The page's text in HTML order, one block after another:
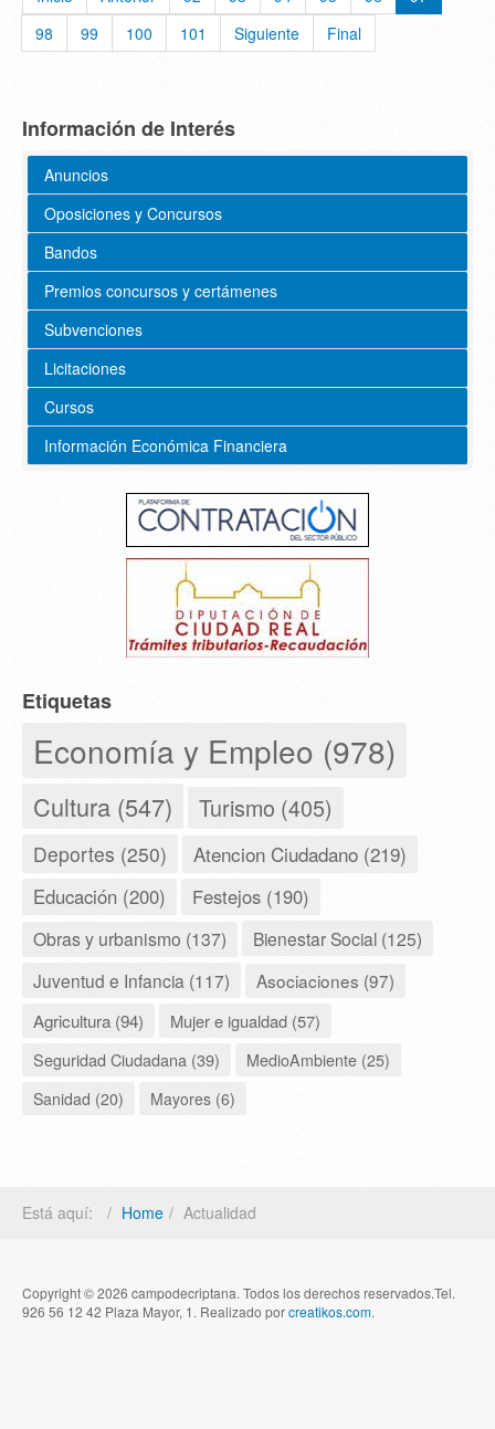
98
99 100 101 Siguiente Final
Información de Interés
Anuncios
Oposiciones y Concursos
Bandos
Premios concursos y certámenes
Subvenciones
Licitaciones
Cursos
Información Económica Financiera
Etiquetas
Economía y Empleo (978)
Cultura (547) Turismo (405)
Deportes (250) Atencion Ciudadano (219)
Educación (200) Festejos (190)
Obras y urbanismo (137)
Bienestar Social (125)
Juventud e Infancia (117)
Asociaciones (97)
Agricultura (94)
Mujer e igualdad (57)
Seguridad Ciudadana (39)
MedioAmbiente (25)
Sanidad (20)
Mayores (6)
Está aquí: Home Actualidad
Copyright © 2026 campodecriptana. Todos los derechos reservados.Tel.
926 56 12 42 Plaza Mayor, 1. Realizado porcreatikos.com.